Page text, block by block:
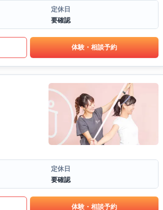
定休日
要確認
体験・相談予約
定休日
要確認
体験・相談予約